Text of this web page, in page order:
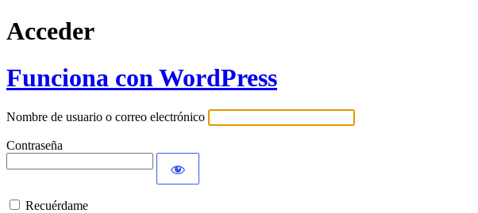
Acceder
Funciona con WordPress
Nombre de usuario o correo electrónico
Contraseña
Recuérdame